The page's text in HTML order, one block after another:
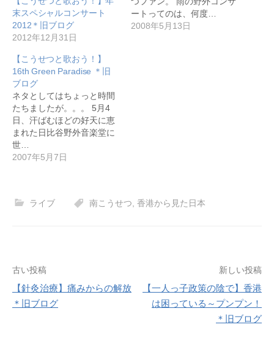
末スペシャルコンサート
2012＊旧ブログ
2012年12月31日
ートってのは、何度…
2008年5月13日
【こうせつと歌おう！】
16th Green Paradise ＊旧
ブログ
ネタとしてはちょっと時間
たちましたが。。。 5月4
日、汗ばむほどの好天に恵
まれた日比谷野外音楽堂に
世…
2007年5月7日
ライブ 南こうせつ 香港から見た日本
投
稿
古い投稿
【針灸治療】痛みからの解放
＊旧ブログ
新しい投稿
【一人っ子政策の陰で】香港
は困っている～プンプン！
＊旧ブログ